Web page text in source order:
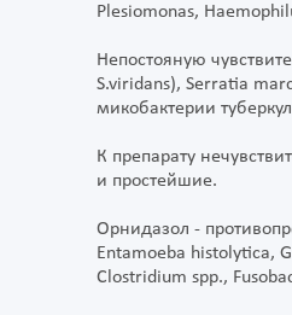
Plesiomonas,
Непостояную
S.viridans), Serratia
микобактерии
К препарату
и простейшие.
Орнидазол -
Entamoeba histolytica,
Clostridium spp.,